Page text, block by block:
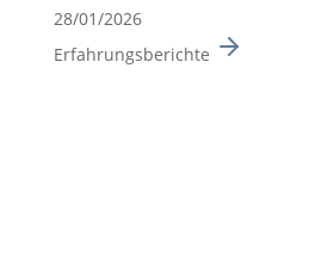
28/01/2026
Erfahrungsberichte